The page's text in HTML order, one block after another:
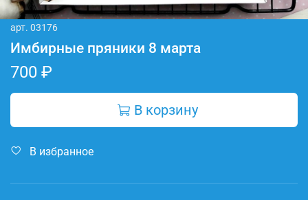
арт. 03176
Имбирные пряники 8 марта
700 ₽
В корзину
В избранное